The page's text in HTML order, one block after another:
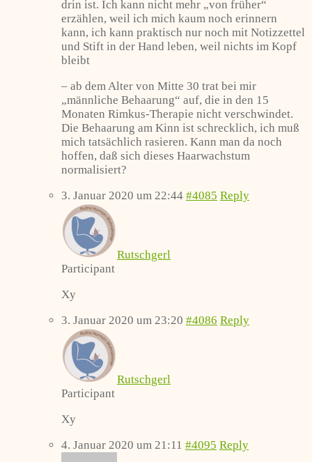
drin ist. Ich kann nicht mehr „von früher“
erzählen, weil ich mich kaum noch erinnern
kann, ich kann praktisch nur noch mit Notizzettel
und Stift in der Hand leben, weil nichts im Kopf
bleibt
– ab dem Alter von Mitte 30 trat bei mir
„männliche Behaarung“ auf, die in den 15
Monaten Rimkus-Therapie nicht verschwindet.
Die Behaarung am Kinn ist schrecklich, ich muß
mich tatsächlich rasieren. Kann man da noch
hoffen, daß sich dieses Haarwachstum
normalisiert?
3. Januar 2020 um 22:44 #4085 Reply
Rutschgerl
Participant
Xy
3. Januar 2020 um 23:20 #4086 Reply
Rutschgerl
Participant
Xy
4. Januar 2020 um 21:11 #4095 Reply